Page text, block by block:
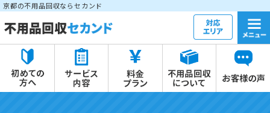
京都の不用品回収ならセカンド